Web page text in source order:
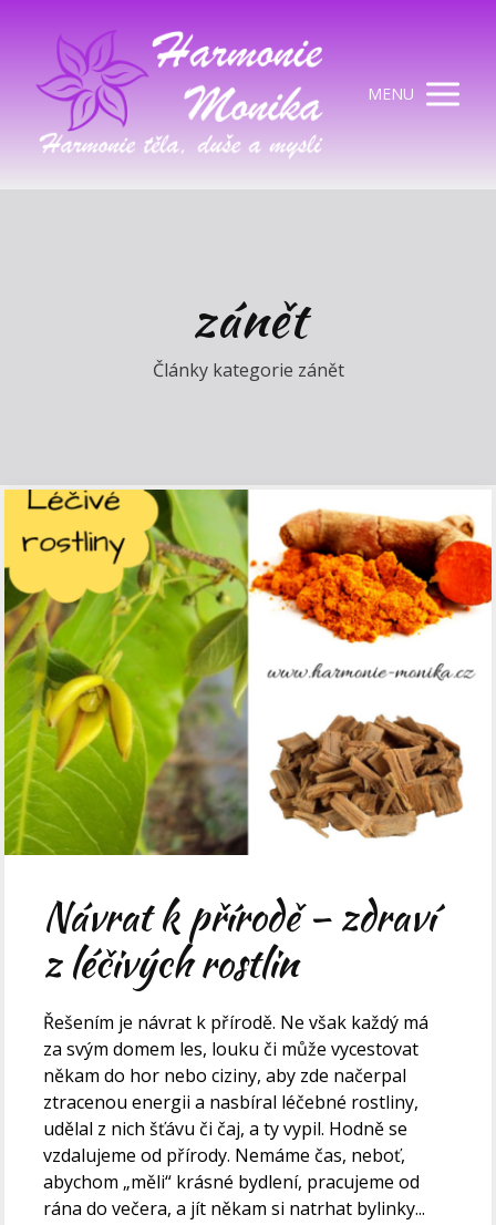
MENU
zánět
Články kategorie zánět
Návrat k přírodě – zdraví
z léčivých rostlin
Řešením je návrat k přírodě. Ne však každý má
za svým domem les, louku či může vycestovat
někam do hor nebo ciziny, aby zde načerpal
ztracenou energii a nasbíral léčebné rostliny,
udělal z nich šťávu či čaj, a ty vypil. Hodně se
vzdalujeme od přírody. Nemáme čas, neboť,
abychom „měli“ krásné bydlení, pracujeme od
rána do večera, a jít někam si natrhat bylinky...